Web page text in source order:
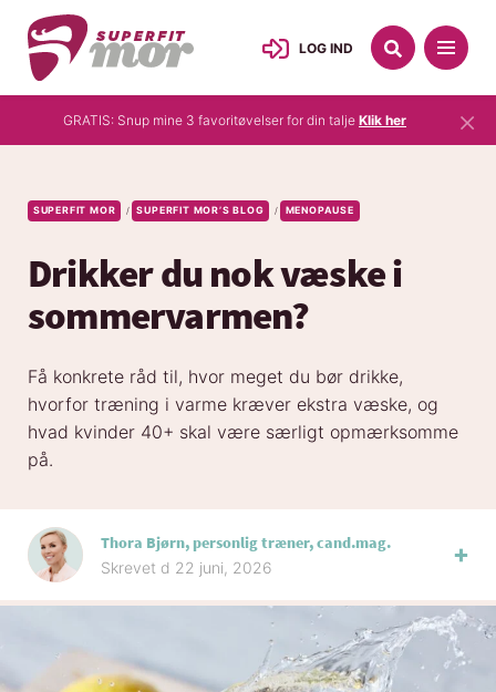
LOG IND
GRATIS: Snup mine 3 favoritøvelser for din talje Klik her ×
SUPERFIT MOR / SUPERFIT MOR’S BLOG / MENOPAUSE
Drikker du nok væske i
sommervarmen?
Få konkrete råd til, hvor meget du bør drikke,
hvorfor træning i varme kræver ekstra væske, og
hvad kvinder 40+ skal være særligt opmærksomme
på.
Thora Bjørn, personlig træner, cand.mag.
Skrevet d 22 juni, 2026